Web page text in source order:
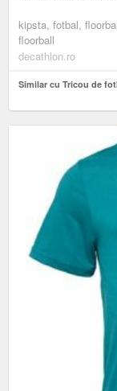
kipsta, fotbal,
floorball
decathlon.ro
Similar cu Tricou de